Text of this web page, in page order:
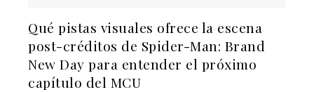
Qué pistas visuales ofrece la escena
post-créditos de Spider-Man: Brand
New Day para entender el próximo
capítulo del MCU